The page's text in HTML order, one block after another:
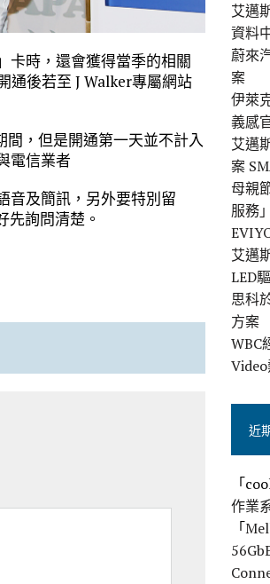
卡時，還會獲得當季的相關
通後若至 J Walker專屬網站
，但是開通第一天並不計入
電信業者
音及簡訊，另外要特別留
詢問清楚。
艾邁
資料
蔚來
案
伊萊
義感
艾邁
案
母親
服務
艾邁
LED
思科
方案
WBC
近
「
作業
「